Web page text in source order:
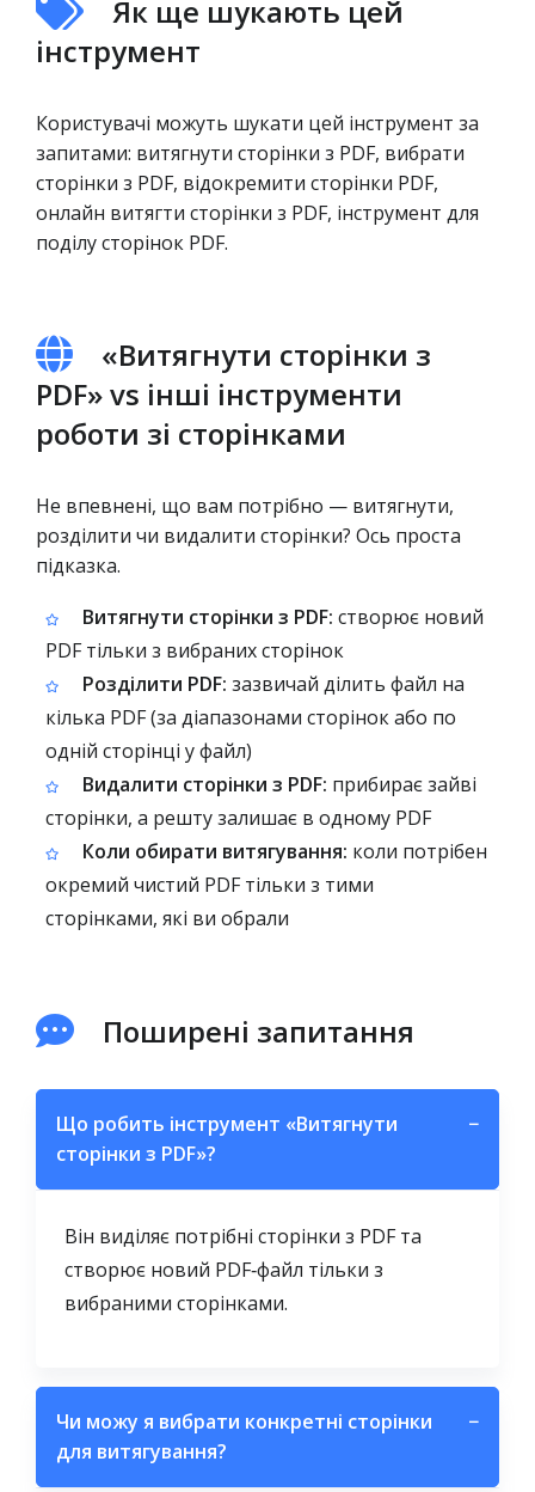
Як ще шукають цей
інструмент
Користувачі можуть шукати цей інструмент за
запитами: витягнути сторінки з PDF, вибрати
сторінки з PDF, відокремити сторінки PDF,
онлайн витягти сторінки з PDF, інструмент для
поділу сторінок PDF.
«Витягнути сторінки з
PDF» vs інші інструменти
роботи зі сторінками
Не впевнені, що вам потрібно — витягнути,
розділити чи видалити сторінки? Ось проста
підказка.
Витягнути сторінки з PDF: створює новий
PDF тільки з вибраних сторінок
Розділити PDF: зазвичай ділить файл на
кілька PDF (за діапазонами сторінок або по
одній сторінці у файл)
Видалити сторінки з PDF: прибирає зайві
сторінки, а решту залишає в одному PDF
Коли обирати витягування: коли потрібен
окремий чистий PDF тільки з тими
сторінками, які ви обрали
Поширені запитання
Що робить інструмент «Витягнути
сторінки з PDF»?
−
Він виділяє потрібні сторінки з PDF та
створює новий PDF‑файл тільки з
вибраними сторінками.
Чи можу я вибрати конкретні сторінки
для витягування?
−